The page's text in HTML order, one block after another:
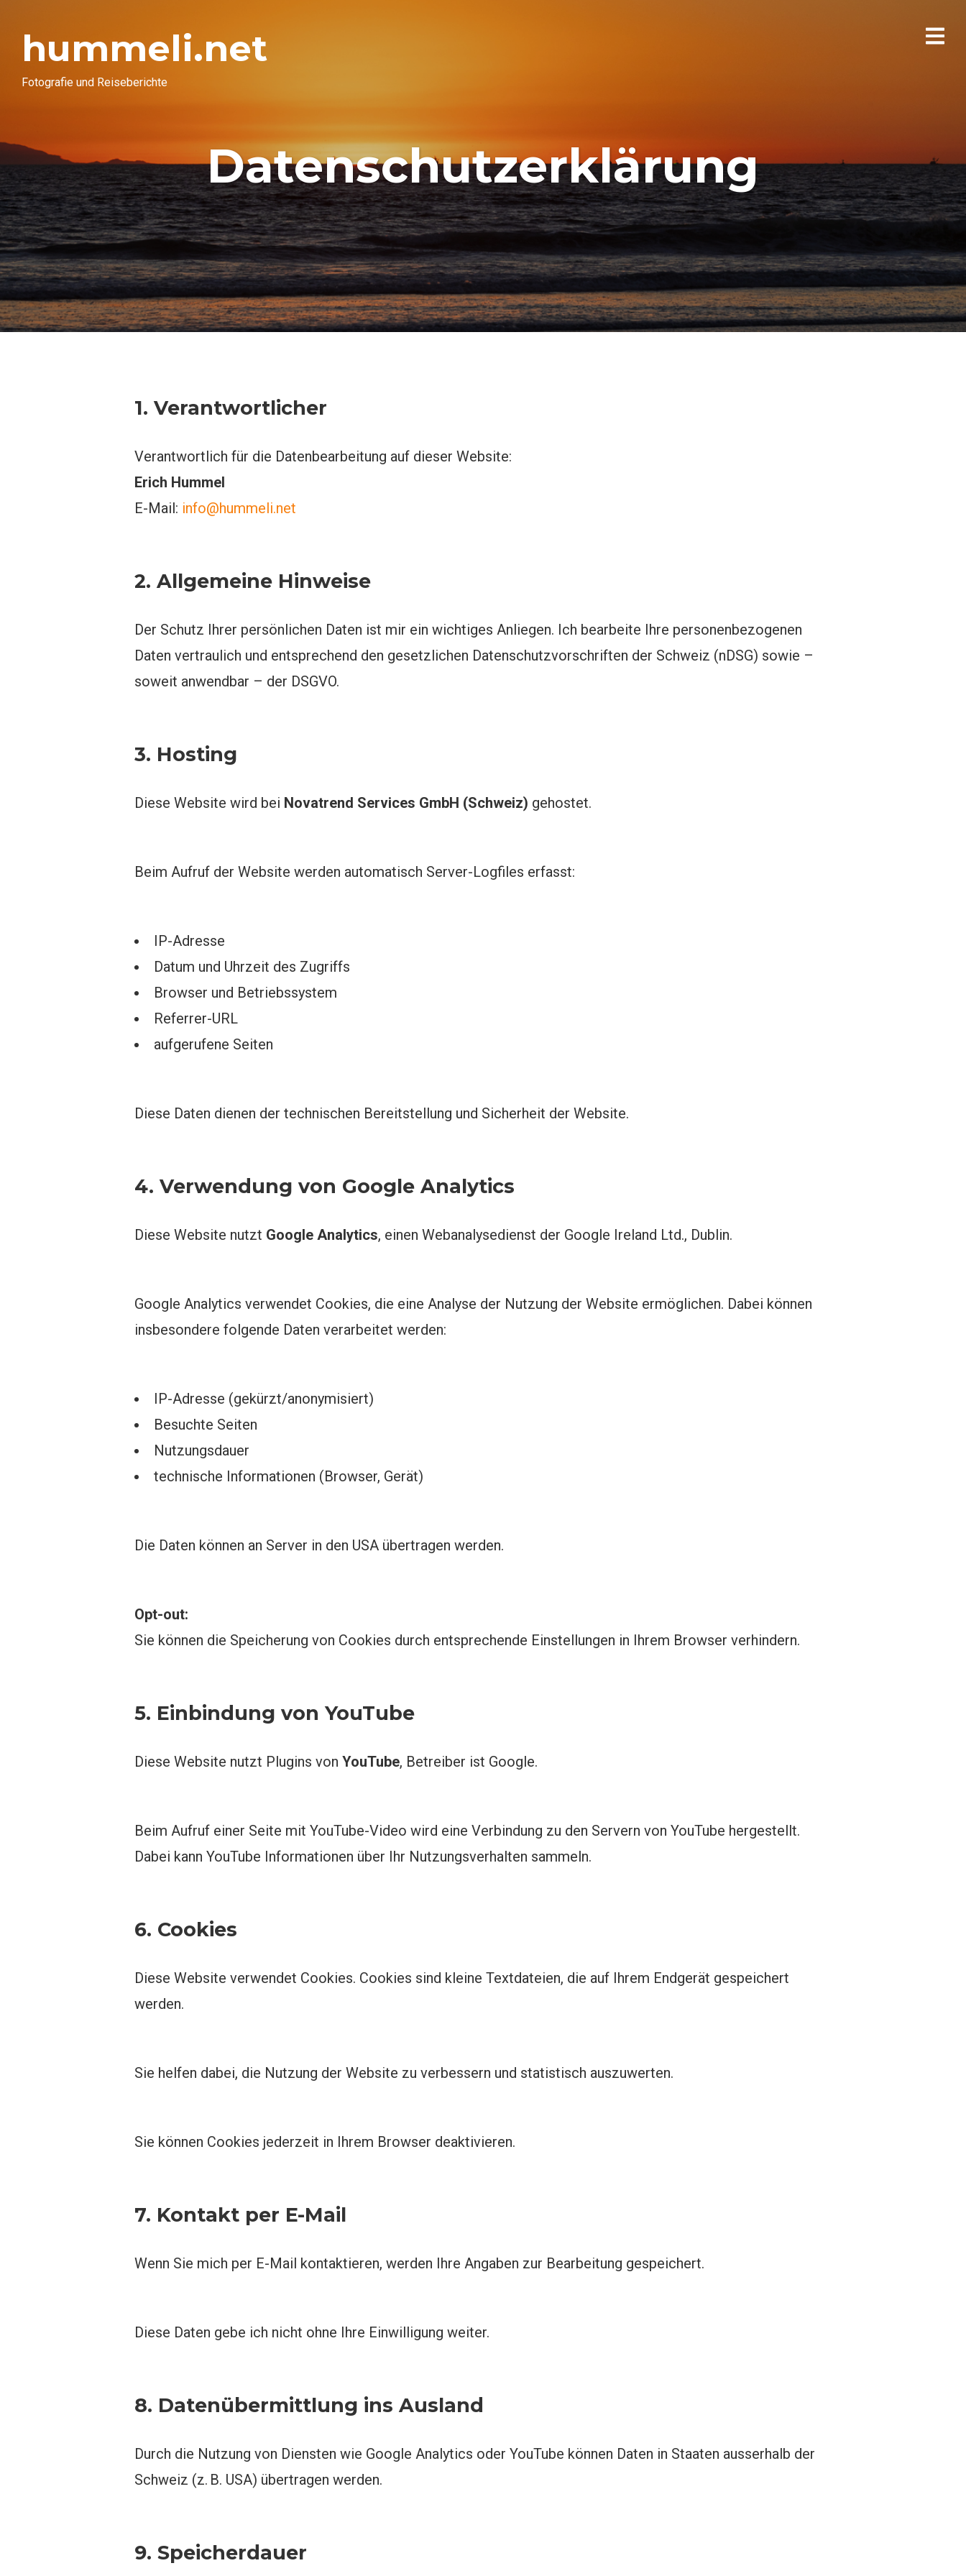
hummeli.net
Fotografie und Reiseberichte
Datenschutzerklärung
1. Verantwortlicher
Verantwortlich für die Datenbearbeitung auf dieser Website:
Erich Hummel
E-Mail: info@hummeli.net
2. Allgemeine Hinweise
Der Schutz Ihrer persönlichen Daten ist mir ein wichtiges Anliegen. Ich bearbeite Ihre personenbezogenen
Daten vertraulich und entsprechend den gesetzlichen Datenschutzvorschriften der Schweiz (nDSG) sowie –
soweit anwendbar – der DSGVO.
3. Hosting
Diese Website wird bei Novatrend Services GmbH (Schweiz) gehostet.
Beim Aufruf der Website werden automatisch Server-Logfiles erfasst:
IP-Adresse
Datum und Uhrzeit des Zugriffs
Browser und Betriebssystem
Referrer-URL
aufgerufene Seiten
Diese Daten dienen der technischen Bereitstellung und Sicherheit der Website.
4. Verwendung von Google Analytics
Diese Website nutzt Google Analytics, einen Webanalysedienst der Google Ireland Ltd., Dublin.
Google Analytics verwendet Cookies, die eine Analyse der Nutzung der Website ermöglichen. Dabei können
insbesondere folgende Daten verarbeitet werden:
IP-Adresse (gekürzt/anonymisiert)
Besuchte Seiten
Nutzungsdauer
technische Informationen (Browser, Gerät)
Die Daten können an Server in den USA übertragen werden.
Opt-out:
Sie können die Speicherung von Cookies durch entsprechende Einstellungen in Ihrem Browser verhindern.
5. Einbindung von YouTube
Diese Website nutzt Plugins von YouTube, Betreiber ist Google.
Beim Aufruf einer Seite mit YouTube-Video wird eine Verbindung zu den Servern von YouTube hergestellt.
Dabei kann YouTube Informationen über Ihr Nutzungsverhalten sammeln.
6. Cookies
Diese Website verwendet Cookies. Cookies sind kleine Textdateien, die auf Ihrem Endgerät gespeichert
werden.
Sie helfen dabei, die Nutzung der Website zu verbessern und statistisch auszuwerten.
Sie können Cookies jederzeit in Ihrem Browser deaktivieren.
7. Kontakt per E-Mail
Wenn Sie mich per E-Mail kontaktieren, werden Ihre Angaben zur Bearbeitung gespeichert.
Diese Daten gebe ich nicht ohne Ihre Einwilligung weiter.
8. Datenübermittlung ins Ausland
Durch die Nutzung von Diensten wie Google Analytics oder YouTube können Daten in Staaten ausserhalb der
Schweiz (z. B. USA) übertragen werden.
9. Speicherdauer